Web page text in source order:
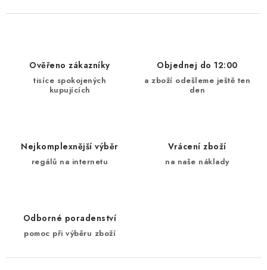
Ověřeno zákazníky
tisíce spokojených
kupujících
Objednej do 12:00
a zboží odešleme ještě ten
den
Nejkomplexnější výběr
regálů na internetu
Vrácení zboží
na naše náklady
Odborné poradenství
pomoc při výběru zboží